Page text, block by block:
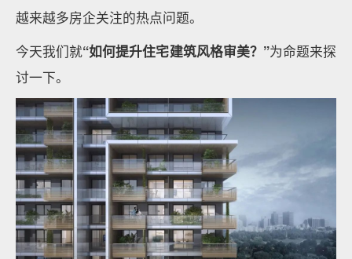
越来越多房企关注的热点问题。
今天我们就“如何提升住宅建筑风格审美？”为命题来探
讨一下。